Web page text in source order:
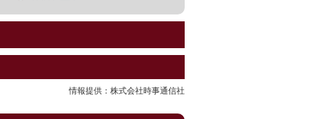
情報提供：株式会社時事通信社